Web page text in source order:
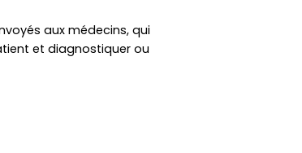
aux médecins, qui
et diagnostiquer ou